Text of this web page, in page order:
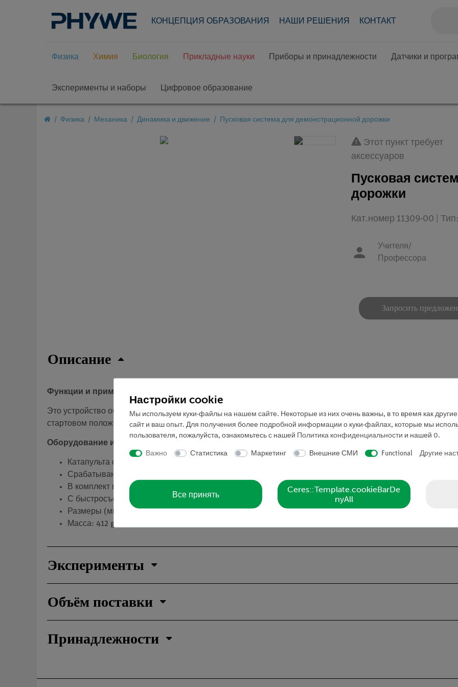
КОНЦЕПЦИЯ ОБРАЗОВАНИЯ НАШИ РЕШЕНИЯ КОНТАКТ
Физика Химия Биология Прикладные науки Приборы и принадлежности Датчики и
Эксперименты и наборы Цифровое образование
Физика Механика Динамика и движение Пусковая система для демонстрационной дорожки
Этот пункт требует
аксессуаров
Пусковая
дорожки
Кат.номер 11309-00 |
Учителя/
Профессора
Запросить
Описание
Функции и применение
Это устройство обеспечивает заданную, постоянную начальную скорость для тележек на
стартовом положении и отпускать ее с параллельным импульсом триггера для счетчика.
Оборудование и технические данные
Катапульта с корпусом цилиндрической формы, содержащим спиральную пружину для ускорения
Срабатывание при помощи навинчивающегося расцепителя
В комплект входит проволочный расцепитель.
С быстросъемным креплением для трека движения.
Размеры (мм): 330 (50) × 40 × 110.
Масса: 412 g.
Эксперименты
Объём поставки
Принадлежности
Настройки cookie
Мы используем куки-файлы на нашем сайте. Некоторые из них очень важны, в то время как
сайт и ваш опыт. Для получения более подробной информации о куки-файлах, которые мы
пользователя, пожалуйста, ознакомьтесь с нашей Политика конфиденциальности и нашей 0.
Важно Статистика Маркетинг Внешние СМИ Functional Другие
Все принять
Ceres::Template.cookieBarDe
nyAll